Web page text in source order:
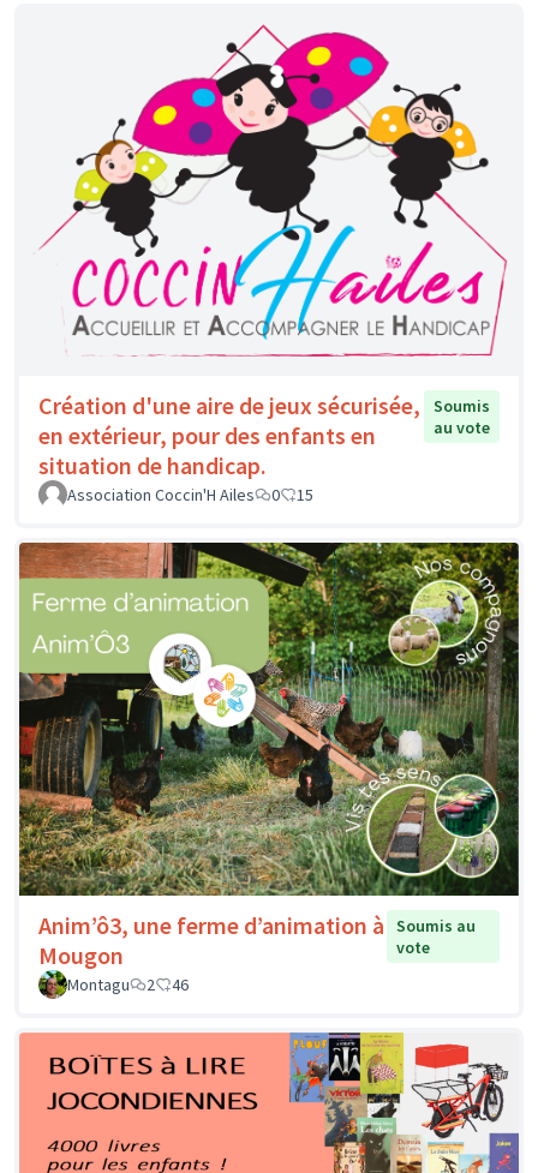
Création d'une aire de jeux sécurisée,
en extérieur, pour des enfants en
situation de handicap.
Soumis
au vote
Association Coccin'H Ailes 0 15
Anim’ô3, une ferme d’animation à
Mougon
Soumis au
vote
Montagu
2 46